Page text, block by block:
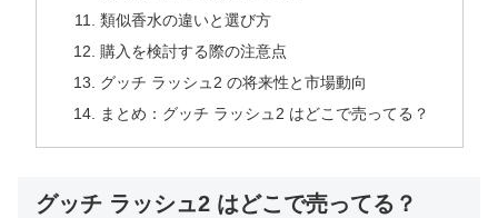
類似香水の違いと選び方
購入を検討する際の注意点
グッチ ラッシュ2 の将来性と市場動向
まとめ：グッチ ラッシュ2 はどこで売ってる？
グッチ ラッシュ2 はどこで売ってる？